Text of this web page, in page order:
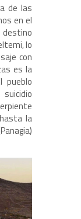
de las
en el
destino
lo
con
es la
pueblo
la